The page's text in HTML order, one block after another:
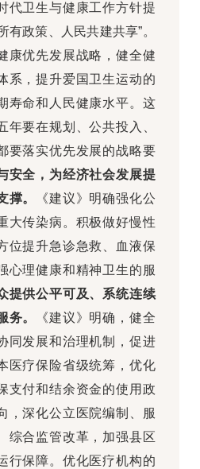
代卫生与健康工作方针提
有政策、人民共建共享”。
康优先发展战略，健全健
系，提升爱国卫生运动的
寿命和人民健康水平。这
年要在规划、公共投入、
要落实优先发展的战略要
安全，为经济社会发展提
撑。
《建议》明确强化公
大传染病。积极做好慢性
位提升急诊急救、血液保
心理健康和精神卫生的服
提供公平可及、系统连续
务。
《建议》明确，健全
同发展和治理机制，促进
医疗保险省级统筹，优化
支付和结余资金的使用政
，深化公立医院编制、服
综合监管改革，加强县区
行保障。优化医疗机构的